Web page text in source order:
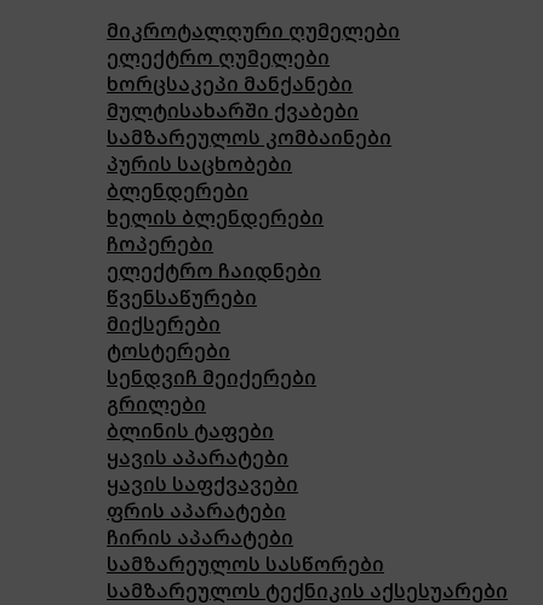
მიკროტალღური ღუმელები
ელექტრო ღუმელები
ხორცსაკეპი მანქანები
მულტისახარში ქვაბები
სამზარეულოს კომბაინები
პურის საცხობები
ბლენდერები
ხელის ბლენდერები
ჩოპერები
ელექტრო ჩაიდნები
წვენსაწურები
მიქსერები
ტოსტერები
სენდვიჩ მეიქერები
გრილები
ბლინის ტაფები
ყავის აპარატები
ყავის საფქვავები
ფრის აპარატები
ჩირის აპარატები
სამზარეულოს სასწორები
სამზარეულოს ტექნიკის აქსესუარები